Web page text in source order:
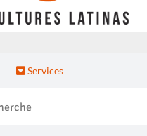
Services